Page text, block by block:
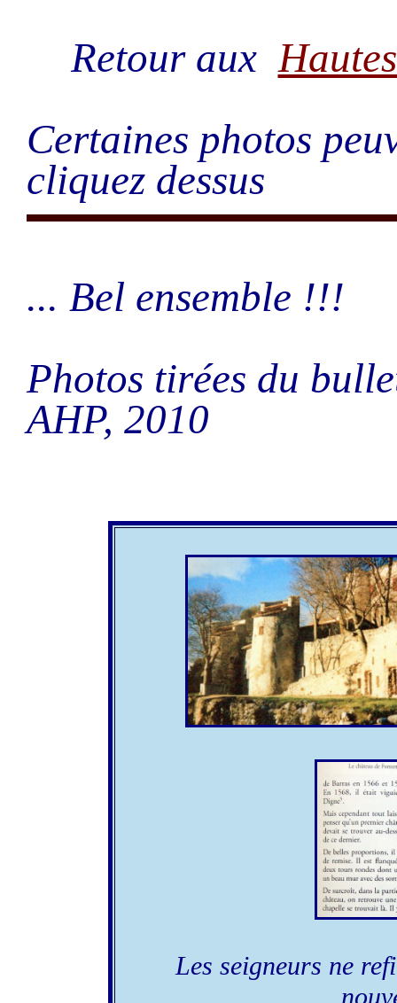
Retour aux
Certaines photos
cliquez dessus
... Bel ensemble !!!
Photos tirées du
AHP, 2010
Les seigneurs ne